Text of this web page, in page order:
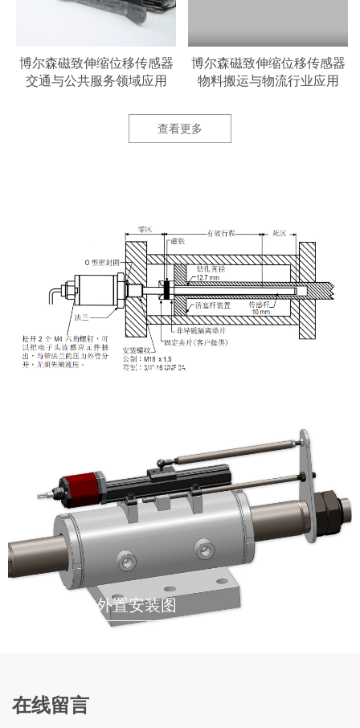
博尔森磁致伸缩位移传感器
交通与公共服务领域应用
博尔森磁致伸缩位移传感器
物料搬运与物流行业应用
查看更多
液压油缸内置安装示意图
液压油缸外置安装图
在线留言